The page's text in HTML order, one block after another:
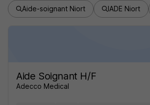
Aide-soignant Niort IADE Niort
Aide Soignant H/F
Adecco Medical